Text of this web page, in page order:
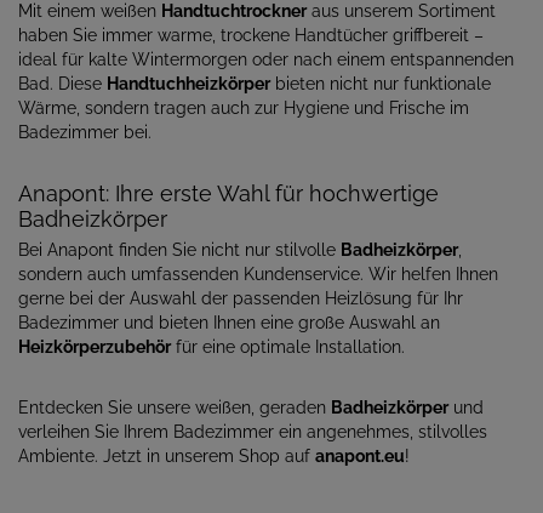
Mit einem weißen Handtuchtrockneraus unserem Sortiment
haben Sie immer warme, trockene Handtücher griffbereit –
ideal für kalte Wintermorgen oder nach einem entspannenden
Bad. Diese Handtuchheizkörperbieten nicht nur funktionale
Wärme, sondern tragen auch zur Hygiene und Frische im
Badezimmer bei.
Anapont: Ihre erste Wahl für hochwertige
Badheizkörper
Bei Anapont finden Sie nicht nur stilvolle Badheizkörper,
sondern auch umfassenden Kundenservice. Wir helfen Ihnen
gerne bei der Auswahl der passenden Heizlösung für Ihr
Badezimmer und bieten Ihnen eine große Auswahl an
Heizkörperzubehörfür eine optimale Installation.
Entdecken Sie unsere weißen, geraden Badheizkörperund
verleihen Sie Ihrem Badezimmer ein angenehmes, stilvolles
Ambiente. Jetzt in unserem Shop auf anapont.eu!